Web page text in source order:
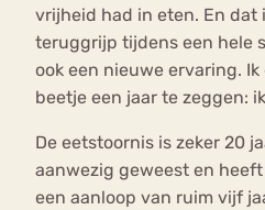
vrijheid had in eten. En dat
teruggrijp tijdens een hele
ook een nieuwe ervaring. Ik
beetje een jaar te zeggen:
De eetstoornis is zeker 20
aanwezig geweest en
een aanloop van ruim vijf